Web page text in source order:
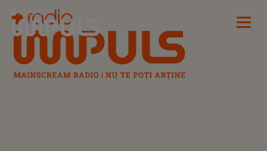
Radio Impuls